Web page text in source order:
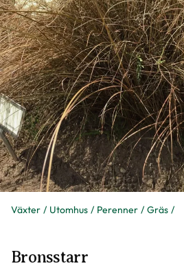
Växter Utomhus Perenner Gräs
Bronsstarr